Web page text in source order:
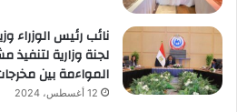
نائب رئيس الوزراء
لجنة وزارية
المواءمة بين
12 أغسطس، 2024